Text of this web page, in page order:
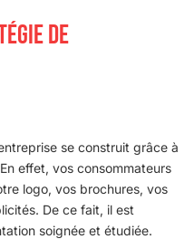
DE
se construit grâce à
effet, vos consommateurs
logo, vos brochures, vos
De ce fait, il est
soignée et étudiée.